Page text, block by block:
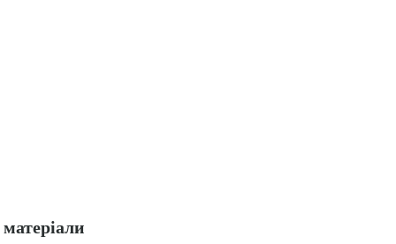
матеріали